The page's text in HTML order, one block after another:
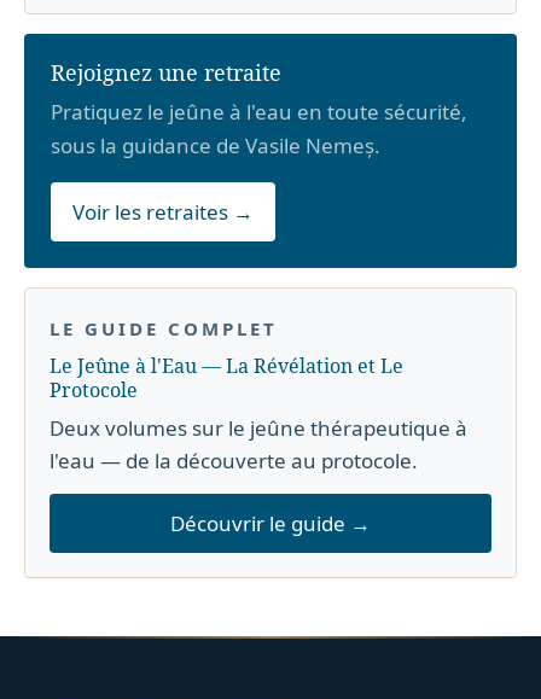
Rejoignez une retraite
Pratiquez le jeûne à l'eau en toute sécurité,
sous la guidance de Vasile Nemeș.
Voir les retraites →
LE GUIDE COMPLET
Le Jeûne à l'Eau — La Révélation et Le
Protocole
Deux volumes sur le jeûne thérapeutique à
l'eau — de la découverte au protocole.
Découvrir le guide →